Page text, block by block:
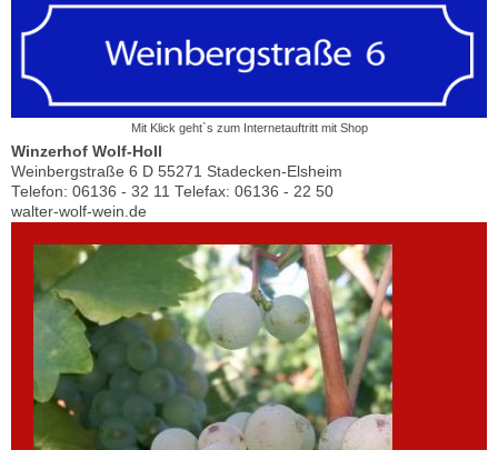
Mit Klick geht`s zum Internetauftritt mit Shop
Winzerhof Wolf-Holl
Weinbergstraße 6 D 55271 Stadecken-Elsheim
Telefon: 06136 - 32 11 Telefax: 06136 - 22 50
walter-wolf-wein.de